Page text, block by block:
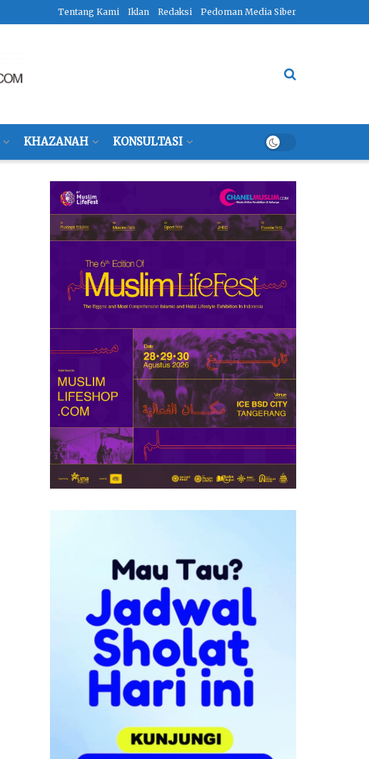
Tentang Kami Iklan Redaksi Pedoman Media Siber
KHAZANAH KONSULTASI